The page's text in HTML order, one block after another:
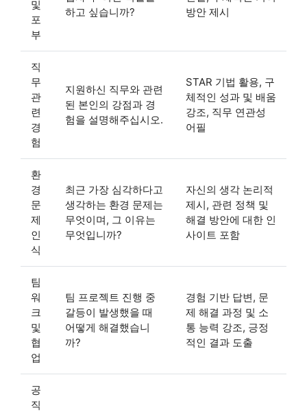
및
포
부
하고 싶습니까?
방안 제시
직
무
관
련
경
험
지원하신 직무와 관련
된 본인의 강점과 경
험을 설명해주십시오.
STAR 기법 활용, 구
체적인 성과 및 배움
강조, 직무 연관성
어필
환
경
문
제
인
식
최근 가장 심각하다고
생각하는 환경 문제는
무엇이며, 그 이유는
무엇입니까?
자신의 생각 논리적
제시, 관련 정책 및
해결 방안에 대한 인
사이트 포함
팀
워
크
및
협
업
팀 프로젝트 진행 중
갈등이 발생했을 때
어떻게 해결했습니
까?
경험 기반 답변, 문
제 해결 과정 및 소
통 능력 강조, 긍정
적인 결과 도출
공
직